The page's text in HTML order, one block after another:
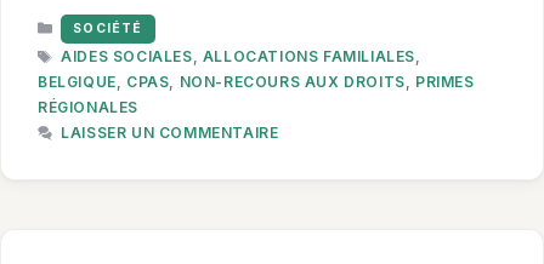
CATÉGORIES
SOCIÉTÉ
ÉTIQUETTES
AIDES SOCIALES, ALLOCATIONS FAMILIALES,
BELGIQUE, CPAS, NON-RECOURS AUX DROITS, PRIMES
RÉGIONALES
LAISSER UN COMMENTAIRE